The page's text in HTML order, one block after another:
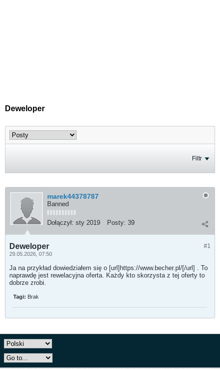
Deweloper
Filtr
marek44378787
Banned
Dołączył: sty 2019 Posty: 39
#1
Deweloper
29.05.2026, 07:50
Ja na przykład dowiedziałem się o [url]https://www.becher.pl/[/url] . To
naprawdę jest rewelacyjna oferta. Każdy kto skorzysta z tej oferty to
dobrze zrobi.
Tagi: Brak